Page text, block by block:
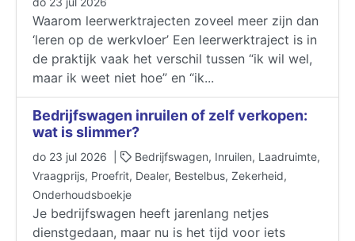
Waarom leerwerktrajecten zoveel meer zijn dan
‘leren op de werkvloer’ Een leerwerktraject is in
de praktijk vaak het verschil tussen “ik wil wel,
maar ik weet niet hoe” en “ik...
​​​​​​​Bedrijfswagen inruilen of zelf verkopen:
wat is slimmer?
do 23 jul 2026 |
Bedrijfswagen, Inruilen, Laadruimte,
Vraagprijs, Proefrit, Dealer, Bestelbus, Zekerheid,
Onderhoudsboekje
Je bedrijfswagen heeft jarenlang netjes
dienstgedaan, maar nu is het tijd voor iets